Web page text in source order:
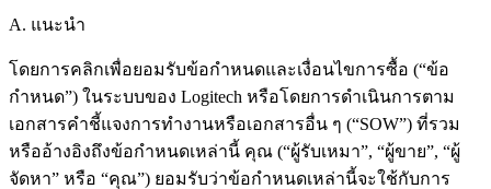
A. แนะนำ
โดยการคลิกเพื่อยอมรับข้อกำหนดและเงื่อนไขการซื้อ (“ข้อ
กำหนด”) ในระบบของ Logitech หรือโดยการดำเนินการตาม
เอกสารคำชี้แจงการทำงานหรือเอกสารอื่น ๆ (“SOW”) ที่รวม
หรืออ้างอิงถึงข้อกำหนดเหล่านี้ คุณ (“ผู้รับเหมา”, “ผู้ขาย”, “ผู้
จัดหา” หรือ “คุณ”) ยอมรับว่าข้อกำหนดเหล่านี้จะใช้กับการ